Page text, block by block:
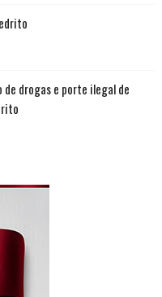
de drogas e porte ilegal de